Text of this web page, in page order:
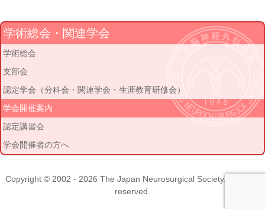
学術総会・関連学会
学術総会
支部会
認定学会（分科会・関連学会・生涯教育研修会）
学会開催案内
認定講習会
学会開催者の方へ
Copyright © 2002 - 2026 The Japan Neurosurgical Society. All rights
reserved.